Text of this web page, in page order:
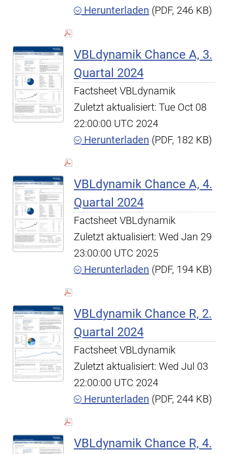
Herunterladen (PDF, 246 KB)
VBLdynamik Chance A, 3.
Quartal 2024
Factsheet VBLdynamik
Zuletzt aktualisiert: Tue Oct 08
22:00:00 UTC 2024
Herunterladen (PDF, 182 KB)
VBLdynamik Chance A, 4.
Quartal 2024
Factsheet VBLdynamik
Zuletzt aktualisiert: Wed Jan 29
23:00:00 UTC 2025
Herunterladen (PDF, 194 KB)
VBLdynamik Chance R, 2.
Quartal 2024
Factsheet VBLdynamik
Zuletzt aktualisiert: Wed Jul 03
22:00:00 UTC 2024
Herunterladen (PDF, 244 KB)
VBLdynamik Chance R, 4.